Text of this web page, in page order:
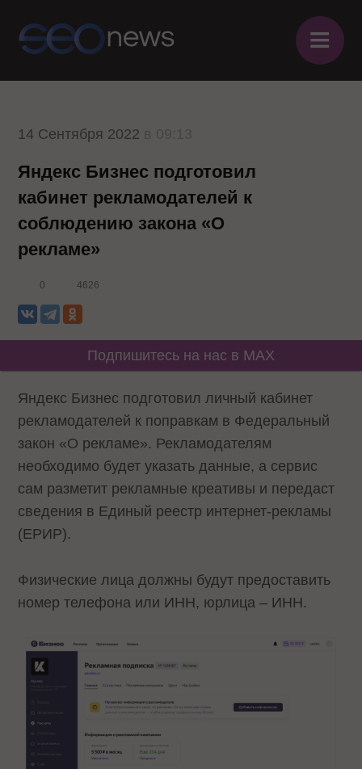
≡
14 Сентября 2022
Яндекс Бизнес подготовил
кабинет рекламодателей к
соблюдению закона «О
рекламе»
0 4626
Подпишитесь на нас в MAX
Яндекс Бизнес подготовил личный кабинет
рекламодателей к поправкам в Федеральный
закон «О рекламе». Рекламодателям
необходимо будет указать данные, а сервис
сам разметит рекламные креативы и передаст
сведения в Единый реестр интернет-рекламы
(ЕРИР).
Физические лица должны будут предоставить
номер телефона или ИНН, юрлица – ИНН.